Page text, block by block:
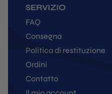
SERVIZIO
FAQ
Consegna
Politica di restituzione
Ordini
Contatto